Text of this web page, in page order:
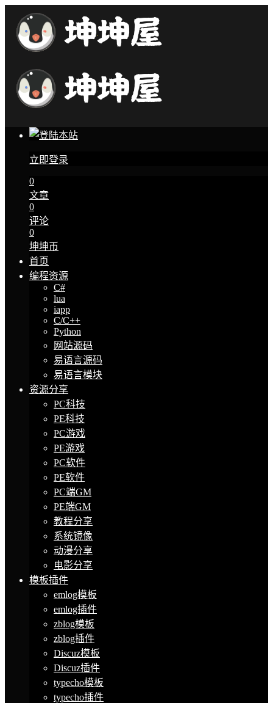
立即登录
0
文章
0
评论
0
坤坤币
首页
编程资源
C#
lua
iapp
C/C++
Python
网站源码
易语言源码
易语言模块
资源分享
PC科技
PE科技
PC游戏
PE游戏
PC软件
PE软件
PC端GM
PE端GM
教程分享
系统镜像
动漫分享
电影分享
模板插件
emlog模板
emlog插件
zblog模板
zblog插件
Discuz模板
Discuz插件
typecho模板
typecho插件